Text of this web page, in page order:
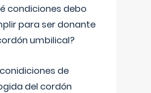
condiciones debo
para ser donante
umbilical?
de
del cordón